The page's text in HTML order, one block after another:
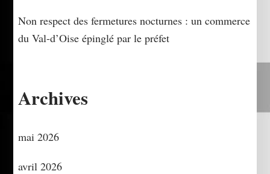
Non respect des fermetures nocturnes : un commerce
du Val-d’Oise épinglé par le préfet
Archives
mai 2026
avril 2026